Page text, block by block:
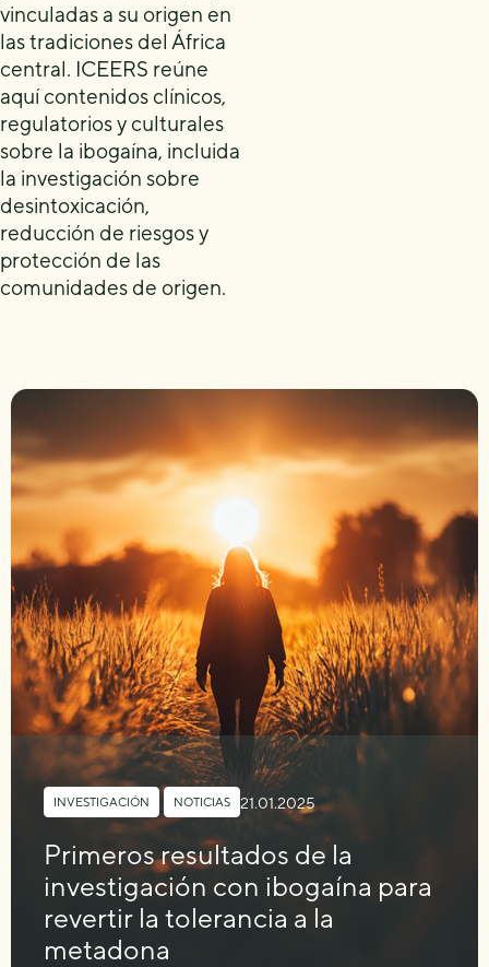
vinculadas a su origen en
las tradiciones del África
central. ICEERS reúne
aquí contenidos clínicos,
regulatorios y culturales
sobre la ibogaína, incluida
la investigación sobre
desintoxicación,
reducción de riesgos y
protección de las
comunidades de origen.
INVESTIGACIÓN NOTICIAS 21.01.2025
Primeros resultados de la
investigación con ibogaína para
revertir la tolerancia a la
metadona